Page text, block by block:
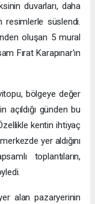
duvarları, daha
resimlerle süslendi.
oluşan 5 mural
Fırat Karapınar'ın
bölgeye değer
açıldığı günden bu
kentin ihtiyaç
yer aldığını
toplantıların,
alan pazaryerinin